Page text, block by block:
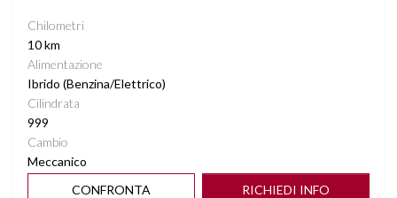
Chilometri
10 km
Alimentazione
Ibrido (Benzina/Elettrico)
Cilindrata
999
Cambio
Meccanico
CONFRONTA
RICHIEDI INFO